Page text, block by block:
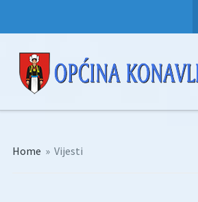
Home » Vijesti